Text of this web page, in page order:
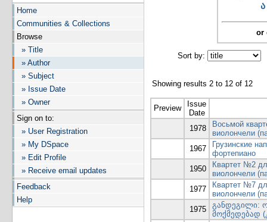
Home
Communities & Collections
Browse
» Title
» Author
» Subject
» Issue Date
» Owner
Sign on to:
» User Registration
» My DSpace
» Edit Profile
» Receive email updates
Feedback
Help
ა
or
Sort by:
Showing results 2 to 12 of 12
Preview
Issue
Date
1978
Восьмой
виолончели
1967
Грузинские
фортепиано
1950
Квартет №2
виолончели
1977
Квартет №7
виолончели
1975
განდეგილი:
მოქმედებად